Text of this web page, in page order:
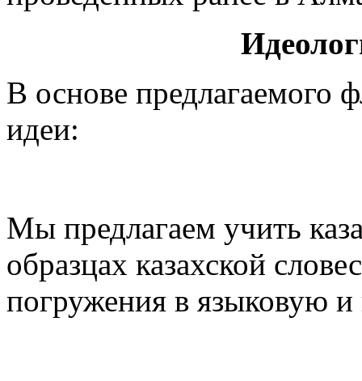
В основе предлагаемого
идеи:
Мы предлагаем учить
образцах казахской
погружения в языковую и